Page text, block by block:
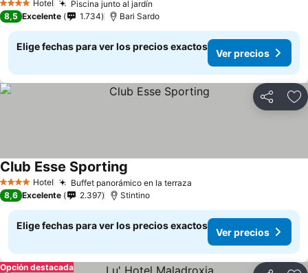
4 EstrellasHotel Piscina junto al jardín
8,5 Excelente 1.734 Bari Sardo
Elige fechas para ver los precios exactos
Ver precios
Compartir
4 EstrellasHotel Buffet panorámico en la terraza
Club Esse Sporting
8,6 Excelente 2.397 Stintino
Elige fechas para ver los precios exactos
Ver precios
Opción destacada